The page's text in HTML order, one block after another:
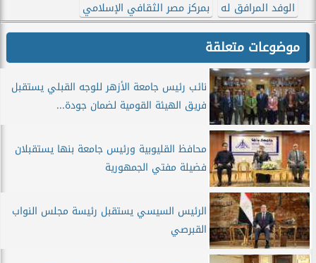
الوفد المرافق له بمركز مصر الثقافي الإسلامي
موضوعات متعلقة
نائب رئيس جامعة الأزهر للوجه القبلي يستقبل
فريق الهيئة القومية لضمان جودة...
محافظ القليوبية ورئيس جامعة بنها يستقبلان
فضيلة مفتي الجمهورية
الرئيس السيسي يستقبل رئيسة مجلس النواب
القبرصي